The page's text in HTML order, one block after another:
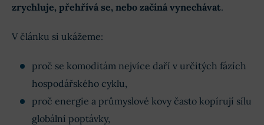
zrychluje, přehřívá se, nebo začíná vynechávat.
V článku si ukážeme:
proč se komoditám nejvíce daří v určitých fázích
hospodářského cyklu,
proč energie a průmyslové kovy často kopírují sílu
globální poptávky,